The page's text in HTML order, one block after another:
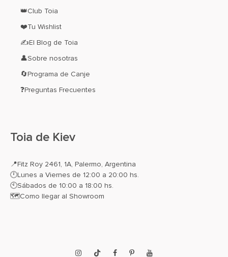
👑Club Toia
❤️Tu Wishlist
✍El Blog de Toia
👤Sobre nosotras
🔄Programa de Canje
❓Preguntas Frecuentes
Toia de Kiev
📍Fitz Roy 2461, 1A, Palermo, Argentina
🕛Lunes a Viernes de 12:00 a 20:00 hs.
🕙Sábados de 10:00 a 18:00 hs.
🗺️Como llegar al Showroom
InstagramTikTokFacebook
PinterestYouTube